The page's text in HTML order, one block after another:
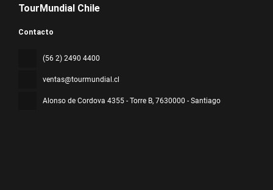
TourMundial Chile
Contacto
(56 2) 2490 4400
ventas@tourmundial.cl
Alonso de Cordova 4355 - Torre B, 7630000 - Santiago